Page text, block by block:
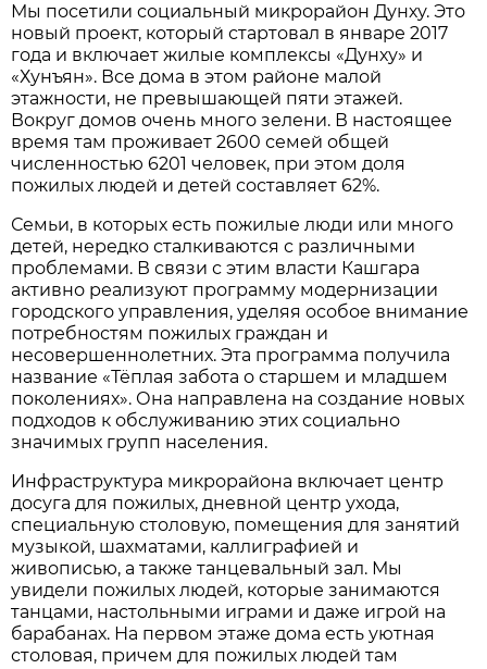
Мы посетили социальный микрорайон Дунху. Это
новый проект, который стартовал в январе 2017
года и включает жилые комплексы «Дунху» и
«Хунъян». Все дома в этом районе малой
этажности, не превышающей пяти этажей.
Вокруг домов очень много зелени. В настоящее
время там проживает 2600 семей общей
численностью 6201 человек, при этом доля
пожилых людей и детей составляет 62%.
Семьи, в которых есть пожилые люди или много
детей, нередко сталкиваются с различными
проблемами. В связи с этим власти Кашгара
активно реализуют программу модернизации
городского управления, уделяя особое внимание
потребностям пожилых граждан и
несовершеннолетних. Эта программа получила
название «Тёплая забота о старшем и младшем
поколениях». Она направлена на создание новых
подходов к обслуживанию этих социально
значимых групп населения.
Инфраструктура микрорайона включает центр
досуга для пожилых, дневной центр ухода,
специальную столовую, помещения для занятий
музыкой, шахматами, каллиграфией и
живописью, а также танцевальный зал. Мы
увидели пожилых людей, которые занимаются
танцами, настольными играми и даже игрой на
барабанах. На первом этаже дома есть уютная
столовая, причем для пожилых людей там